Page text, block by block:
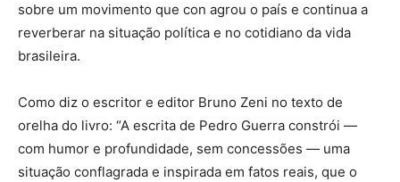
sobre um movimento que con agrou o país e continua a
reverberar na situação política e no cotidiano da vida
brasileira.
Como diz o escritor e editor Bruno Zeni no texto de
orelha do livro: “A escrita de Pedro Guerra constrói —
com humor e profundidade, sem concessões — uma
situação conflagrada e inspirada em fatos reais, que o